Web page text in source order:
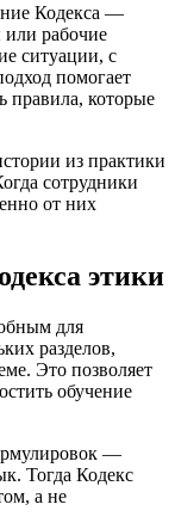
Кодекса —
или рабочие
ситуации, с
помогает
правила, которые
из практики
сотрудники
от них
этики
для
разделов,
Это позволяет
обучение
—
Тогда Кодекс
а не